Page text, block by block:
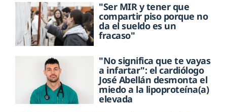
"Ser MIR y tener que
compartir piso porque no
da el sueldo es un
fracaso"
"No significa que te vayas
a infartar": el cardiólogo
José Abellán desmonta el
miedo a la lipoproteína(a)
elevada